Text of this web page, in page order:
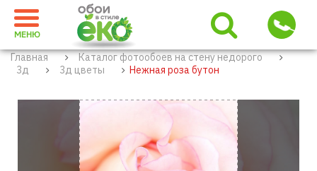
МЕНЮ
Главная
Каталог фотообоев на стену недорого
3д
3д цветы Нежная роза бутон